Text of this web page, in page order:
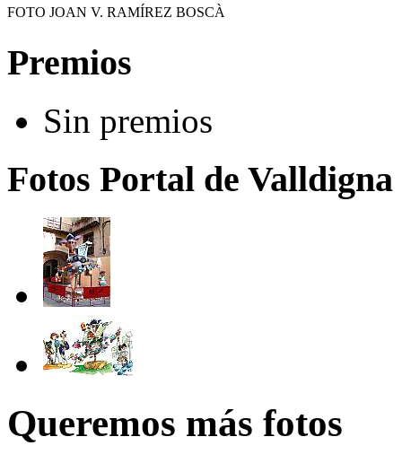
FOTO JOAN V. RAMÍREZ BOSCÀ
Premios
Sin premios
Fotos Portal de
Queremos más fotos